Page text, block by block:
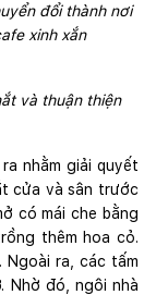
đổi thành nơi
xinh xắn
và thuận thiện
nhằm giải quyết
cửa và sân trước
có mái che bằng
thêm hoa cỏ.
ra, các tấm
Nhờ đó, ngôi nhà